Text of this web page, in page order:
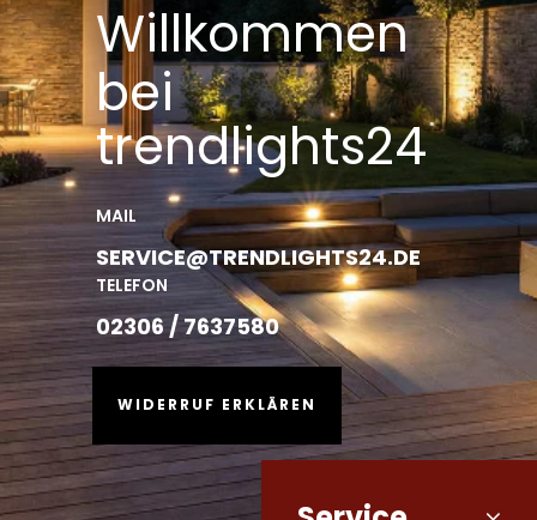
Willkommen
bei
trendlights24
MAIL
SERVICE@TRENDLIGHTS24.DE
TELEFON
02306 / 7637580
WIDERRUF ERKLÄREN